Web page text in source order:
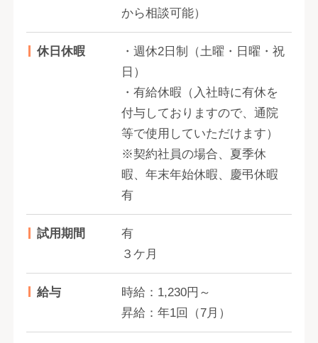
から相談可能）
休日休暇
・週休2日制（土曜・日曜・祝
日）
・有給休暇（入社時に有休を
付与しておりますので、通院
等で使用していただけます）
※契約社員の場合、夏季休
暇、年末年始休暇、慶弔休暇
有
試用期間
有
３ケ月
給与
時給：1,230円～
昇給：年1回（7月）